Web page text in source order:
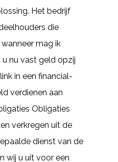
Het bedrijf
die
mag ik
nu vast geld opzij
in een financial-
verdienen aan
Obligaties
verkregen uit de
dienst van de
wij u uit voor een